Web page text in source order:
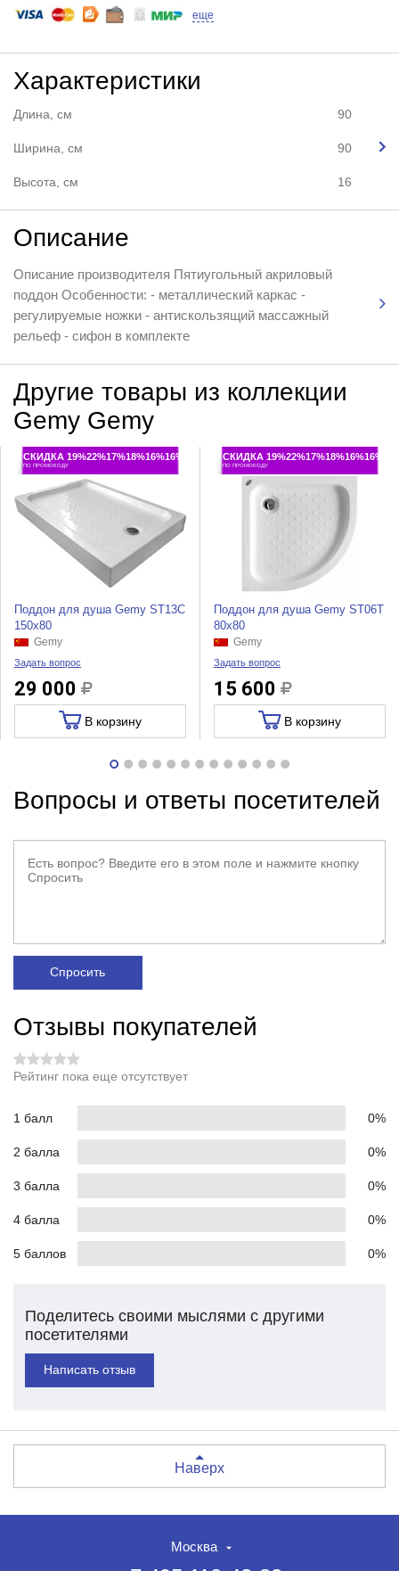
еще
Характеристики
Длина, см 90
Ширина, см 90
Высота, см 16
Описание
Описание производителя Пятиугольный акриловый
поддон Особенности: - металлический каркас -
регулируемые ножки - антискользящий массажный
рельеф - сифон в комплекте
Другие товары из коллекции
Gemy Gemy
СКИДКА 19%22%17%18%16%16%
ПО ПРОМОКОДУ
Поддон для душа Gemy ST13C
150x80
Gemy
Задать вопрос
29 000
В корзину
СКИДКА 19%22%17%18%16%16%
ПО ПРОМОКОДУ
Поддон для душа Gemy ST06T
80x80
Gemy
Задать вопрос
15 600
В корзину
Вопросы и ответы посетителей
Спросить
Отзывы покупателей
Рейтинг пока еще отсутствует
1 балл 0%
2 балла 0%
3 балла 0%
4 балла 0%
5 баллов 0%
Поделитесь своими мыслями с другими
посетителями
Написать отзыв
Наверх
Москва